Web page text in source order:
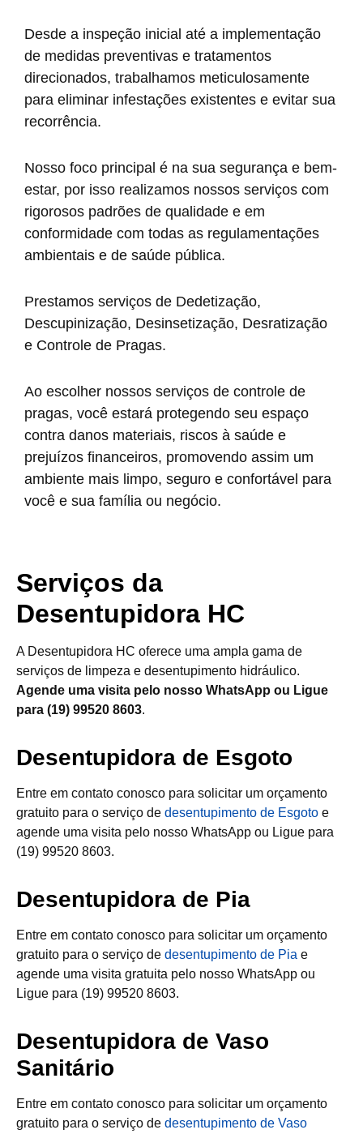
Desde a inspeção inicial até a implementação
de medidas preventivas e tratamentos
direcionados, trabalhamos meticulosamente
para eliminar infestações existentes e evitar sua
recorrência.
Nosso foco principal é na sua segurança e bem-
estar, por isso realizamos nossos serviços com
rigorosos padrões de qualidade e em
conformidade com todas as regulamentações
ambientais e de saúde pública.
Prestamos serviços de Dedetização,
Descupinização, Desinsetização, Desratização
e Controle de Pragas.
Ao escolher nossos serviços de controle de
pragas, você estará protegendo seu espaço
contra danos materiais, riscos à saúde e
prejuízos financeiros, promovendo assim um
ambiente mais limpo, seguro e confortável para
você e sua família ou negócio.
Serviços da
Desentupidora HC
A Desentupidora HC oferece uma ampla gama de
serviços de limpeza e desentupimento hidráulico.
Agende uma visita pelo nosso WhatsApp ou Ligue
para (19) 99520 8603.
Desentupidora de Esgoto
Entre em contato conosco para solicitar um orçamento
gratuito para o serviço de desentupimento de Esgoto e
agende uma visita pelo nosso WhatsApp ou Ligue para
(19) 99520 8603.
Desentupidora de Pia
Entre em contato conosco para solicitar um orçamento
gratuito para o serviço de desentupimento de Pia e
agende uma visita gratuita pelo nosso WhatsApp ou
Ligue para (19) 99520 8603.
Desentupidora de Vaso
Sanitário
Entre em contato conosco para solicitar um orçamento
gratuito para o serviço de desentupimento de Vaso